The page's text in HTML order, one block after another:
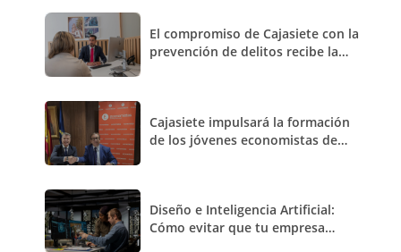
El compromiso de Cajasiete con la
prevención de delitos recibe la
Cajasiete impulsará la formación
de los jóvenes economistas de
Diseño e Inteligencia Artificial:
Cómo evitar que tu empresa